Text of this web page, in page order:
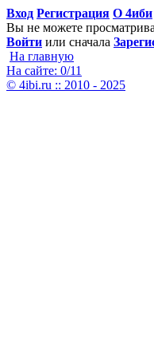
Вход Регистрация О 4иби
Вы не можете
Войти или сначала
На главную
На сайте: 0/11
© 4ibi.ru :: 2010 - 2025